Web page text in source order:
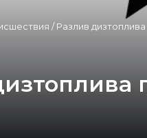
/Разлив